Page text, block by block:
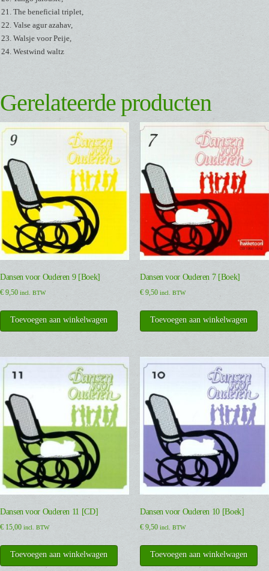
The beneficial triplet,
Valse agur azahav,
Walsje voor Peije,
Westwind waltz
Gerelateerde producten
Dansen voor Ouderen 9 [Boek]
€ 9,50 incl. BTW
Toevoegen aan winkelwagen
Dansen voor Ouderen 7 [Boek]
€9,50 incl. BTW
Toevoegen aan winkelwagen
Dansen voor Ouderen 11 [CD]
€ 15,00 incl. BTW
Toevoegen aan winkelwagen
Dansen voor Ouderen 10 [Boek]
€9,50 incl. BTW
Toevoegen aan winkelwagen